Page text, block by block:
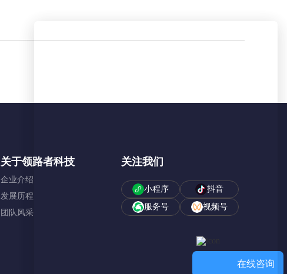
关于领路者科技
企业介绍
发展历程
团队风采
关注我们
小程序
抖音
服务号
视频号
在线咨询